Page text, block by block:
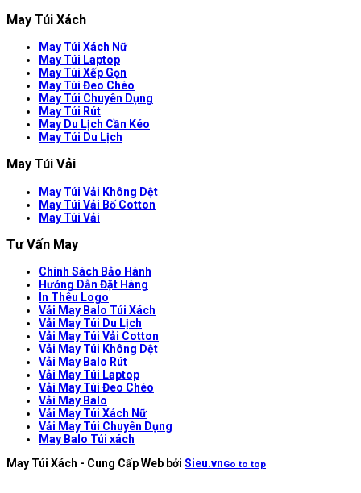
May Túi Xách
May Túi Xách Nữ
May Túi Laptop
May Túi Xếp Gọn
May Túi Đeo Chéo
May Túi Chuyên Dụng
May Túi Rút
May Du Lịch Cần Kéo
May Túi Du Lịch
May Túi Vải
May Túi Vải Không Dệt
May Túi Vải Bố Cotton
May Túi Vải
Tư Vấn May
Chính Sách Bảo Hành
Hướng Dẫn Đặt Hàng
In Thêu Logo
Vải May Balo Túi Xách
Vải May Túi Du Lịch
Vải May Túi Vải Cotton
Vải May Túi Không Dệt
Vải May Balo Rút
Vải May Túi Laptop
Vải May Túi Đeo Chéo
Vải May Balo
Vải May Túi Xách Nữ
Vải May Túi Chuyên Dụng
May Balo Túi xách
May Túi Xách - Cung Cấp Web bởi Sieu.vnGo to top